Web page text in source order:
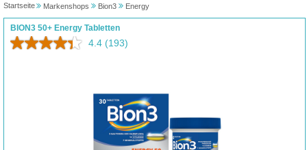
Startseite Markenshops Bion3 Energy
BION3 50+ Energy Tabletten
4.4 (193)